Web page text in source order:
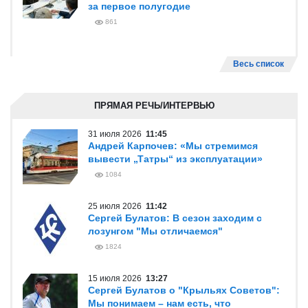
за первое полугодие
861
Весь список
ПРЯМАЯ РЕЧЬ/ИНТЕРВЬЮ
31 июля 2026 11:45
Андрей Карпочев: «Мы стремимся
вывести „Татры“ из эксплуатации»
1084
25 июля 2026 11:42
Сергей Булатов: В сезон заходим с
лозунгом "Мы отличаемся"
1824
15 июля 2026 13:27
Сергей Булатов о "Крыльях Советов":
Мы понимаем – нам есть, что